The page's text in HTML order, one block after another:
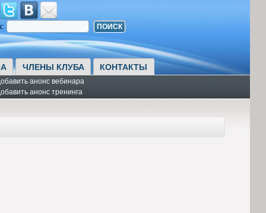
ЧЛЕНЫ КЛУБА КОНТАКТЫ
анонс вебинара
анонс тренинга